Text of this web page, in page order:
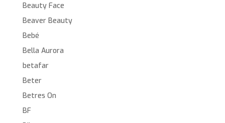
Beauty Face
Beaver Beauty
Bebé
Bella Aurora
betafar
Beter
Betres On
BF